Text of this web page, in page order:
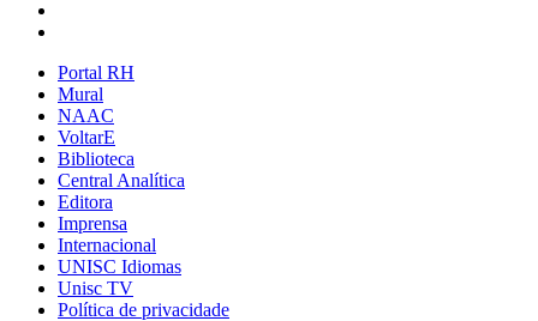
Portal RH
Mural
NAAC
VoltarE
Biblioteca
Central Analítica
Editora
Imprensa
Internacional
UNISC Idiomas
Unisc TV
Política de privacidade